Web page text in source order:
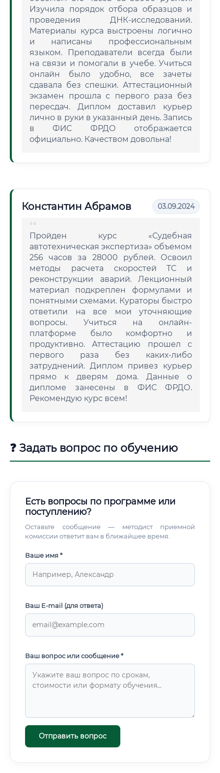
Изучила порядок отбора образцов и
проведения ДНК-исследований.
Материалы курса выстроены логично
и написаны профессиональным
языком. Преподаватели всегда были
на связи и помогали в учебе. Учиться
онлайн было удобно, все зачеты
сдавала без спешки. Аттестационный
экзамен прошла с первого раза без
пересдач. Диплом доставил курьер
лично в руки в указанный день. Запись
в ФИС ФРДО отображается
официально. Качеством довольна!
Константин Абрамов 03.09.2024
Пройден курс «Судебная
автотехническая экспертиза» объемом
256 часов за 28000 рублей. Освоил
методы расчета скоростей ТС и
реконструкции аварий. Лекционный
материал подкреплен формулами и
понятными схемами. Кураторы быстро
ответили на все мои уточняющие
вопросы. Учиться на онлайн-
платформе было комфортно и
продуктивно. Аттестацию прошел с
первого раза без каких-либо
затруднений. Диплом привез курьер
прямо к дверям дома. Данные о
дипломе занесены в ФИС ФРДО.
Рекомендую курс всем!
❓ Задать вопрос по обучению
Есть вопросы по программе или
поступлению?
Оставьте сообщение — методист приемной
комиссии ответит вам в ближайшее время.
Ваше имя *
Ваш E-mail (для ответа)
Ваш вопрос или сообщение *
Отправить вопрос